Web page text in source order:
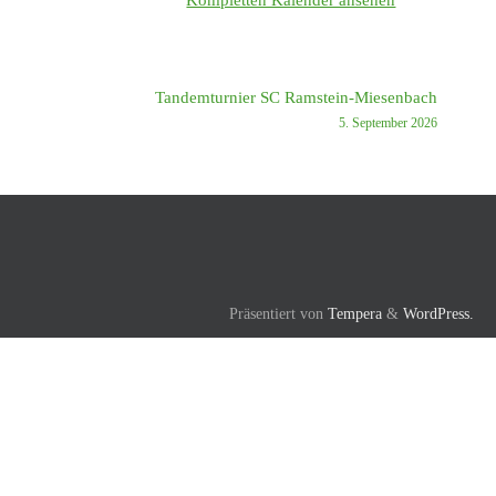
Tandemturnier SC Ramstein-Miesenbach
5. September 2026
Präsentiert von Tempera & WordPress.